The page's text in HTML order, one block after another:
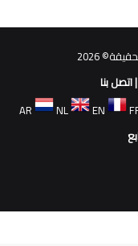
2026
|اتصل بنا
AR
NL EN